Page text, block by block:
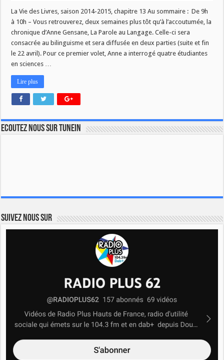
La Vie des Livres, saison 2014-2015, chapitre 13 Au sommaire : De 9h
à 10h – Vous retrouverez, deux semaines plus tôt qu’à l’accoutumée, la
chronique d’Anne Gensane, La Parole au Langage. Celle-ci sera
consacrée au bilinguisme et sera diffusée en deux parties (suite et fin
le 22 avril). Pour ce premier volet, Anne a interrogé quatre étudiantes
en sciences …
Lire plus
Ecoutez nous sur TuneIn
Suivez nous sur